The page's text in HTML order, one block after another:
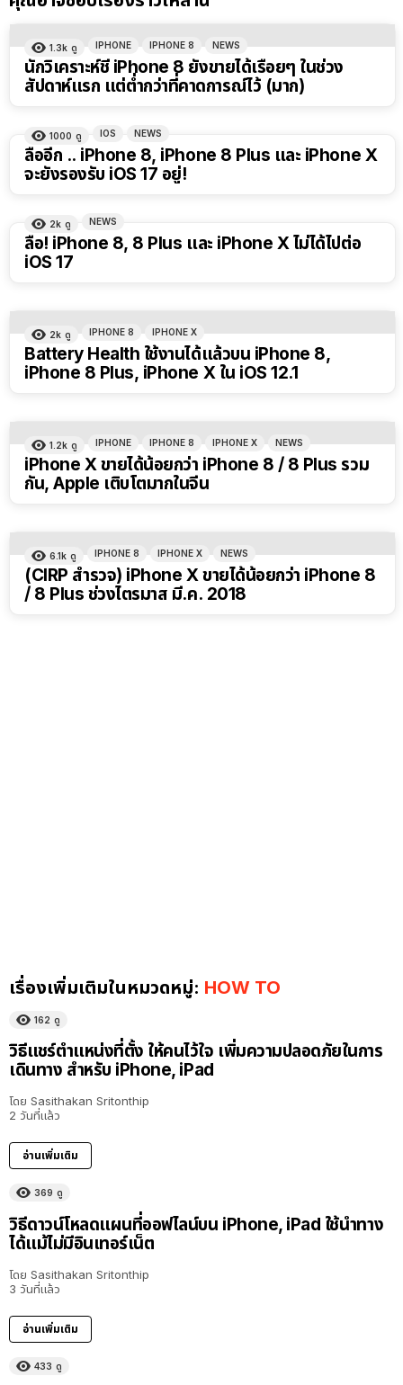
1.3k ดู IPHONE IPHONE 8 NEWS
นักวิเคราะห์ชี้ iPhone 8 ยังขายได้เรื่อยๆ ในช่วง
สัปดาห์แรก แต่ต่ำกว่าที่คาดการณ์ไว้ (มาก)
1000 ดู IOS NEWS
ลืออีก .. iPhone 8, iPhone 8 Plus และ iPhone X
จะยังรองรับ iOS 17 อยู่!
2k ดู NEWS
ลือ! iPhone 8, 8 Plus และ iPhone X ไม่ได้ไปต่อ
iOS 17
2k ดู IPHONE 8 IPHONE X
Battery Health ใช้งานได้แล้วบน iPhone 8,
iPhone 8 Plus, iPhone X ใน iOS 12.1
1.2k ดู IPHONE IPHONE 8 IPHONE X NEWS
iPhone X ขายได้น้อยกว่า iPhone 8 / 8 Plus รวม
กัน, Apple เติบโตมากในจีน
6.1k ดู IPHONE 8 IPHONE X NEWS
(CIRP สำรวจ) iPhone X ขายได้น้อยกว่า iPhone 8
/ 8 Plus ช่วงไตรมาส มี.ค. 2018
เรื่องเพิ่มเติมในหมวดหมู่: HOW TO
162 ดู
วิธีแชร์ตำแหน่งที่ตั้ง ให้คนไว้ใจ เพิ่มความปลอดภัยในการ
เดินทาง สำหรับ iPhone, iPad
โดย Sasithakan Sritonthip
2 วันที่แล้ว
อ่านเพิ่มเติม
369 ดู
วิธีดาวน์โหลดแผนที่ออฟไลน์บน iPhone, iPad ใช้นำทาง
ได้แม้ไม่มีอินเทอร์เน็ต
โดย Sasithakan Sritonthip
3 วันที่แล้ว
อ่านเพิ่มเติม
433 ดู